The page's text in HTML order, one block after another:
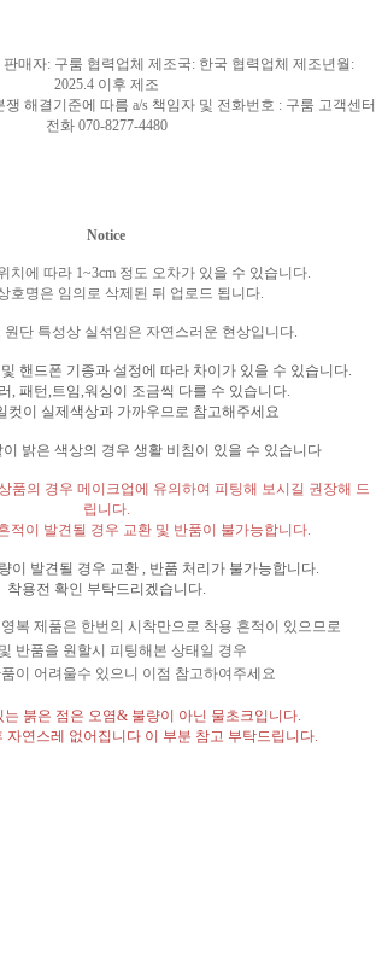
판매자: 구룸 협력업체 제조국: 한국 협력업체 제조년월 :
2025.4 이후 제조
쟁 해결기준에 따름 a/s 책임자 및 전화번호 : 구룸 고객센터
전화 070-8277-4480
Notice
치에 따라 1~3cm 정도 오차가 있을 수 있습니다.
호명은 임의로 삭제된 뒤 업로드 됩니다.
원단 특성상 실섞임은 자연스러운 현상입니다.
핸드폰 기종과 설정에 따라 차이가 있을 수 있습니다.
, 패턴,트임,워싱이 조금씩 다를 수 있습니다.
컷이 실제색상과 가까우므로 참고해주세요
이 밝은 색상의 경우 생활 비침이 있을 수 있습니다
품의 경우 메이크업에 유의하여 피팅해 보시길 권장해 드
립니다.
적이 발견될 경우 교환 및 반품이 불가능합니다.
이 발견될 경우 교환 , 반품 처리가 불가능합니다.
착용전 확인 부탁드리겠습니다.
복 제품은 한번의 시착만으로 착용 흔적이 있으므로
반품을 원할시 피팅해본 상태일 경우
이 어려울수 있으니 이점 참고하여주세요
붉은 점은 오염& 불량이 아닌 물초크입니다.
자연스레 없어집니다 이 부분 참고 부탁드립니다.